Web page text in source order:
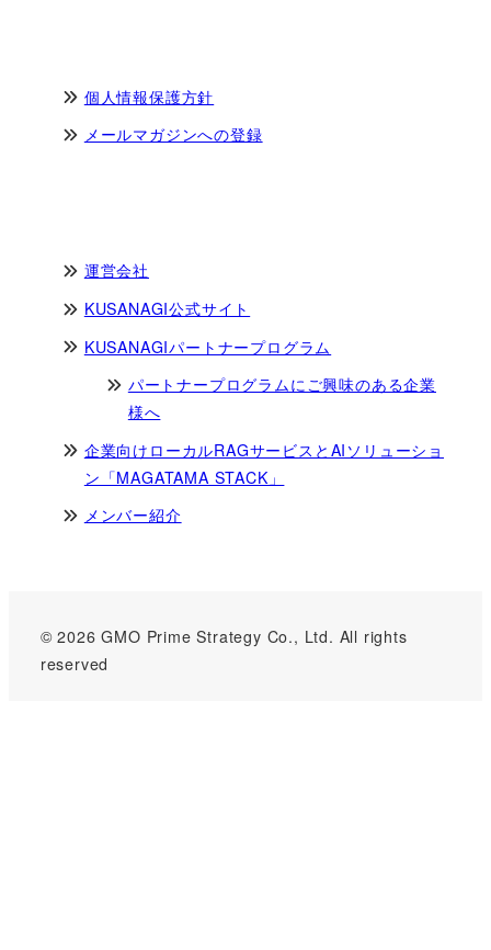
個人情報保護方針
メールマガジンへの登録
運営会社
KUSANAGI公式サイト
KUSANAGIパートナープログラム
パートナープログラムにご興味のある企業
様へ
企業向けローカルRAGサービスとAIソリューショ
ン「MAGATAMA STACK」
メンバー紹介
© 2026 GMO Prime Strategy Co., Ltd. All rights
reserved